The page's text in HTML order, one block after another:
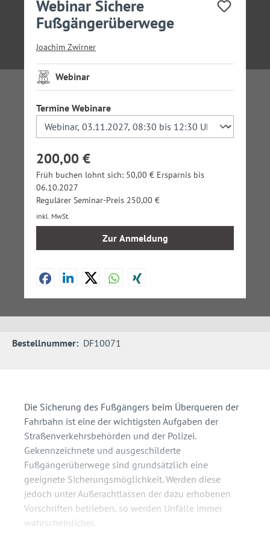
Webinar Sichere
Fußgängerüberwege
Joachim Zwirner
Webinar
Termine Webinareauswählen
200,00 €
Früh buchen lohnt sich: 50,00 € Ersparnis bis
06.10.2027
Regulärer Seminar-Preis 250,00 €
inkl. MwSt.
Zur Anmeldung
Bestellnummer: DF10071
Die Sicherung des Fußgängers beim Überqueren der
Fahrbahn ist eine der wichtigsten Aufgaben der
Straßenverkehrsbehörden und der Polizei.
Gekennzeichnete und ausgeschilderte
Fußgängerüberwege sind grundsätzlich eine
geeignete Sicherungsmöglichkeit. Werden diese
jedoch unter Außerachtlassen der dazu erhobenen
Vorschriften betrieben, so werden Unfälle immer
wahrscheinlicher.